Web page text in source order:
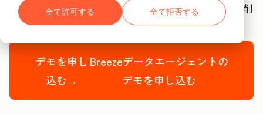
全て許可する 全て拒否する
手作業でのリサーチに費やしていた時間を大幅に削
減できます。
デモを申し
込む→
Breezeデータエージェントの
デモを申し込む